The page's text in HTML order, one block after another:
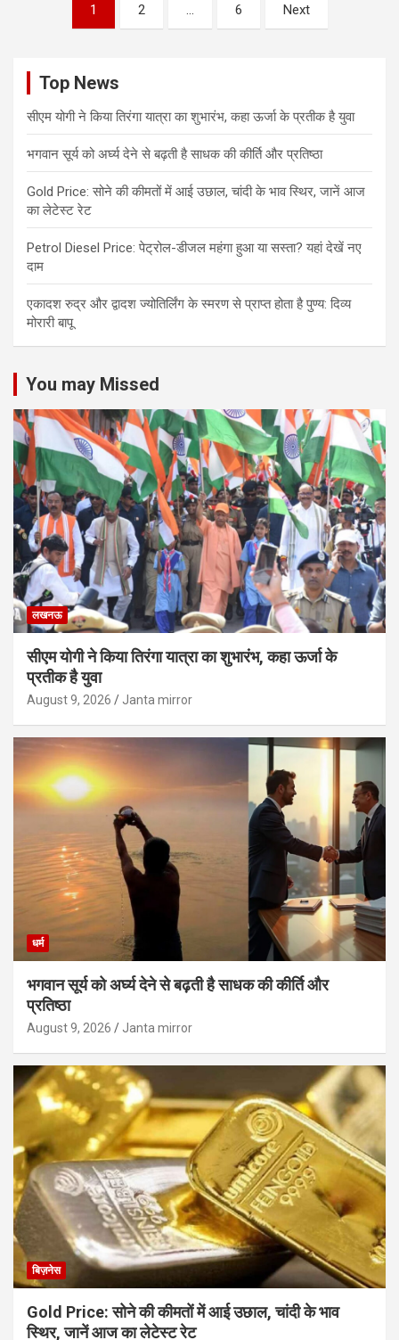
pagination
1 2 … 6 Next
Top News
सीएम योगी ने किया तिरंगा यात्रा का शुभारंभ, कहा ऊर्जा के प्रतीक है युवा
भगवान सूर्य को अर्घ्य देने से बढ़ती है साधक की कीर्ति और प्रतिष्ठा
Gold Price: सोने की कीमतों में आई उछाल, चांदी के भाव स्थिर, जानें आज
का लेटेस्ट रेट
Petrol Diesel Price: पेट्रोल-डीजल महंगा हुआ या सस्ता? यहां देखें नए
दाम
एकादश रुद्र और द्वादश ज्योतिर्लिंग के स्मरण से प्राप्त होता है पुण्य: दिव्य
मोरारी बापू
You may Missed
लखनऊ
सीएम योगी ने किया तिरंगा यात्रा का शुभारंभ, कहा ऊर्जा के
प्रतीक है युवा
August 9, 2026 Janta mirror
धर्म
भगवान सूर्य को अर्घ्य देने से बढ़ती है साधक की कीर्ति और
प्रतिष्ठा
August 9, 2026 Janta mirror
बिज़नेस
Gold Price: सोने की कीमतों में आई उछाल, चांदी के भाव
स्थिर, जानें आज का लेटेस्ट रेट